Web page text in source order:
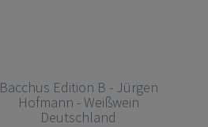
Bacchus Edition B - Jürgen
Hofmann - Weißwein
Deutschland